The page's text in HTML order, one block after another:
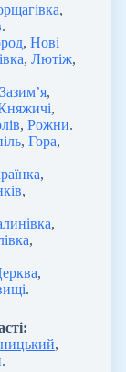
,
.
, Нові
, Лютіж,
Зазим’я,
,
, Рожни.
, Гора,
,
,
,
,
,
.
,
.